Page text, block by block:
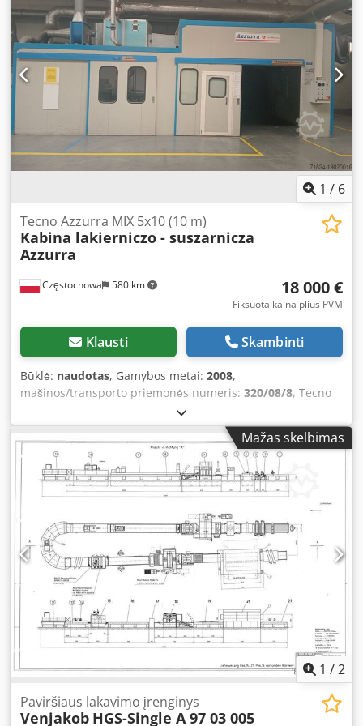
m³/h Air extraction: 22,000 m³/h Dismantling at buyer's
expense Net price
1 / 6
Częstochowa 580 km
Tecno Azzurra MIX 5x10 (10 m)
Kabina lakierniczo - suszarnicza
Azzurra
18 000 €
Fiksuota kaina plius PVM
Klausti Skambinti
Būklė: naudotas, Gamybos metai: 2008,
mašinos/transporto priemonės numeris: 320/08/8, Tecno
Azzurra dažymo kamera su vandens užuolaida, viršslėginė
Dcjdowfriuopfx Ap Hjk Vidiniai matmenys - Ilgis: 10 000
mm - Plotis: 5 000 mm + 300 mm vandens nutekėjimo
grotelės - Aukštis: 2 700 mm Vandens sienos matmuo: 4
000 x 2 500 mm, montuota šoninėje sienoje 4 slankiojamos
durys, matmenys 2 000 x 2 300 mm Oro įpūtimas: 24 000
m³/val Oro ištraukimas: 15 000 m³/val Išmontavimas pirkėjo
sąskaita Kaina – be PVM
Mažas skelbimas
1 /2
Paviršiaus lakavimo įrenginys
Venjakob HGS-Single A 97 03 005